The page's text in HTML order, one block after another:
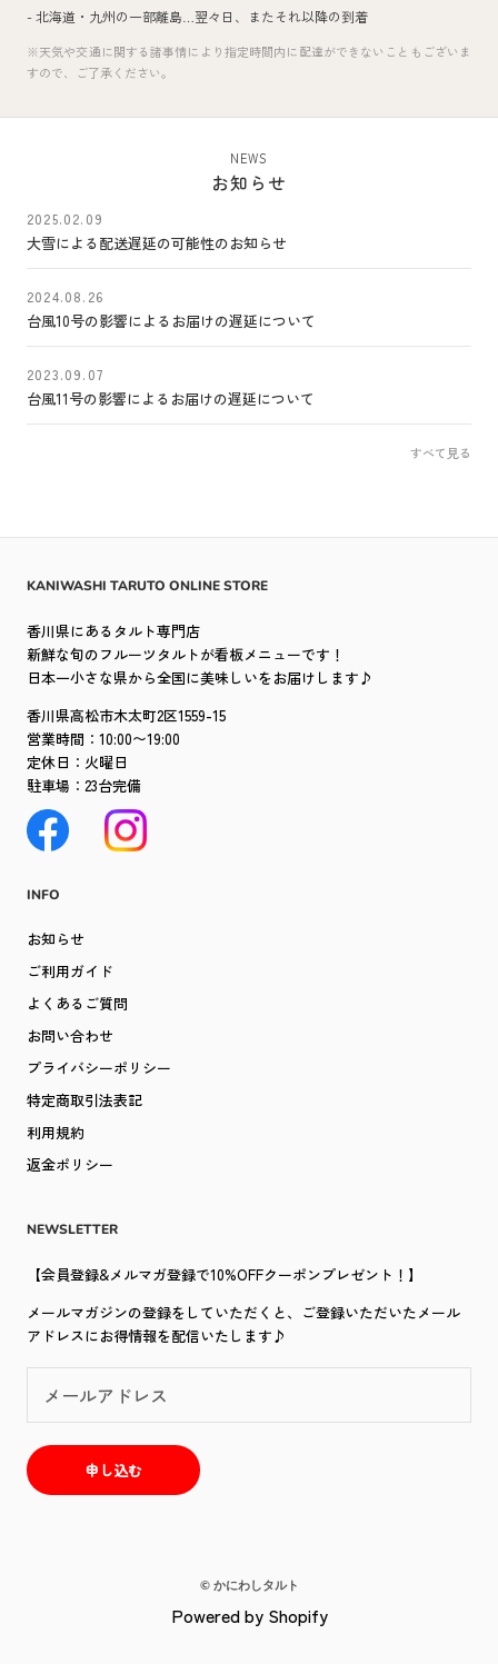
- 北海道・九州の一部離島… 翌々日、またそれ以降の到着
※天気や交通に関する諸事情により指定時間内に配達ができないこともございま
すので、ご了承ください。
NEWS
お知らせ
2025.02.09
大雪による配送遅延の可能性のお知らせ
2024.08.26
台風10号の影響によるお届けの遅延について
2023.09.07
台風11号の影響によるお届けの遅延について
すべて見る
KANIWASHI TARUTO ONLINE STORE
香川県にあるタルト専門店
新鮮な旬のフルーツタルトが看板メニューです！
日本一小さな県から全国に美味しいをお届けします♪
香川県高松市木太町2区1559-15
営業時間：10:00〜19:00
定休日：火曜日
駐車場：23台完備
INFO
お知らせ
ご利用ガイド
よくあるご質問
お問い合わせ
プライバシーポリシー
特定商取引法表記
利用規約
返金ポリシー
NEWSLETTER
【会員登録&メルマガ登録で10%OFFクーポンプレゼント！】
メールマガジンの登録をしていただくと、ご登録いただいたメール
アドレスにお得情報を配信いたします♪
申し込む
© かにわしタルト
Powered by Shopify